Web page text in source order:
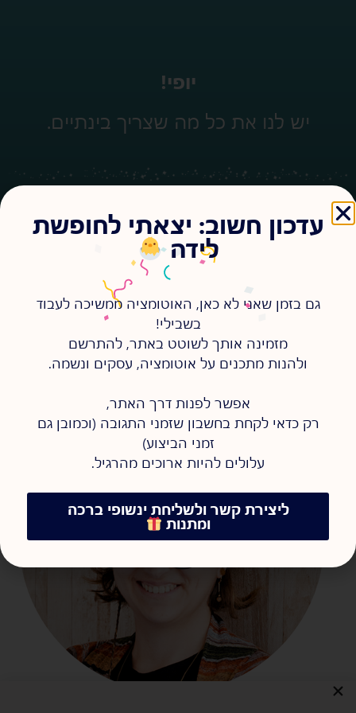
יופי!
יש לנו את כל מה שצריך בינתיים.
להתראות בפגישה!
עדכון חשוב: יצאתי לחופשת
לידה
גם בזמן שאני לא כאן, האוטומציה ממשיכה לעבוד
בשבילי!
מזמינה אותך לשוטט באתר, להתרשם
ולהנות מתכנים על אוטומציה, עסקים ונשמה.
אפשר לפנות דרך האתר,
רק כדאי לקחת בחשבון שזמני התגובה (וכמובן גם
זמני הביצוע)
עלולים להיות ארוכים מהרגיל.
ליצירת קשר ולשליחת ינשופי ברכה
ומתנות